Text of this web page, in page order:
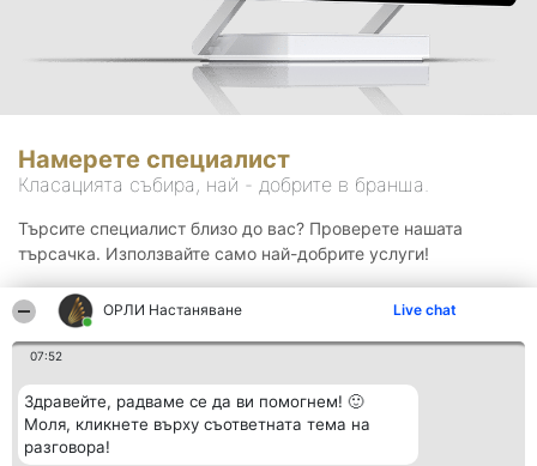
ОРЛИ Настаняване Live chat
07:52
Здравейте, радваме се да ви помогнем! 🙂
Моля, кликнете върху съответната тема на
разговора!
Намерете специалист
Класацията събира, най - добрите в бранша.
Търсите специалист близо до вас? Проверете нашата
търсачка. Използвайте само най-добрите услуги!